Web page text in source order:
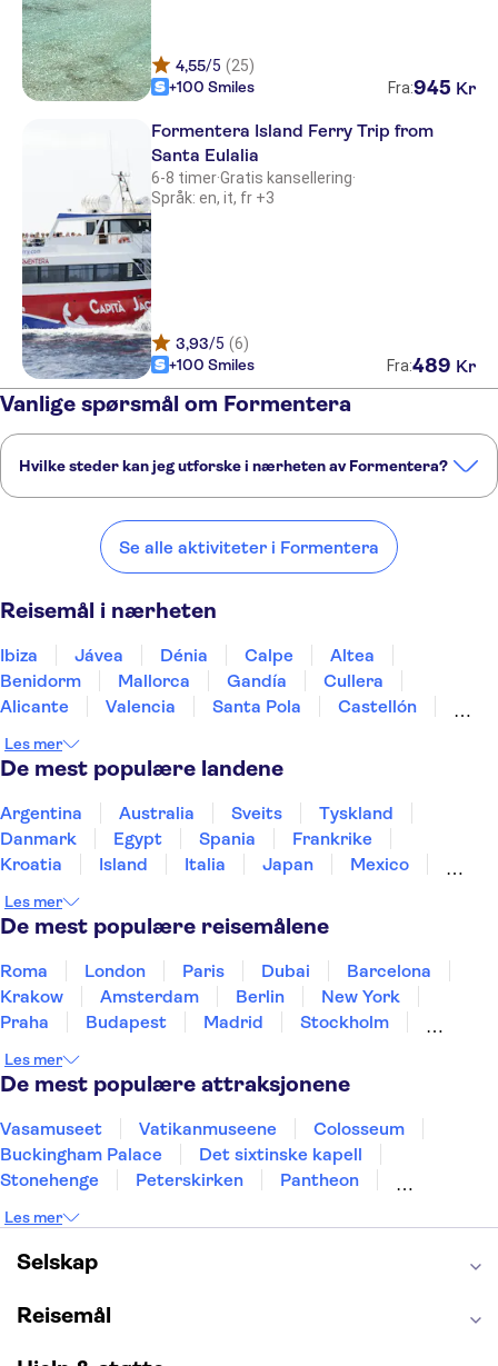
4,55/5 (25)
+100 Smiles
Fra:945 Kr
Formentera Island Ferry Trip from
Santa Eulalia
6-8 timer·Gratis kansellering·
Språk: en, it, fr +3
3,93/5 (6)
+100 Smiles
Fra:489 Kr
Vanlige spørsmål om Formentera
Hvilke steder kan jeg utforske i nærheten av Formentera?
Jávea
Se alle aktiviteter i Formentera
Reisemål i nærheten
Ibiza Jávea Dénia Calpe
Altea
Benidorm
Mallorca Gandía
Cullera
Alicante
Valencia Santa Pola
Castellón
Les mer
De mest populære landene
Argentina Australia Sveits
Tyskland
Danmark
Egypt Spania
Frankrike
Kroatia
Island Italia Japan
Mexico
Sverige
Thailand Tyrkia
Les mer
De mest populære reisemålene
Roma London Paris Dubai
Barcelona
Krakow
Amsterdam Berlin
New York
Praha
Budapest Madrid
Stockholm
Alicante
Les mer
De mest populære attraksjonene
Vasamuseet Vatikanmuseene
Colosseum
Buckingham Palace
Det sixtinske kapell
Stonehenge
Peterskirken
Pantheon
Burj Khalifa
Keukenhof
Edinburgh Castle
Alcatraz
Golden Circle
Les mer
Selskap
Reisemål